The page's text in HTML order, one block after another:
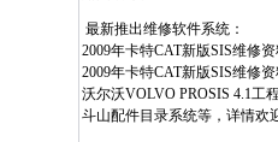
最新推出维修软件系统：
2009年卡特CAT新版SIS维修
2009年卡特CAT新版SIS维修
沃尔沃VOLVO PROSIS 4.1工
斗山配件目录系统等，详情欢